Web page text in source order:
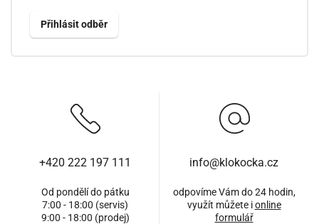
+420 222 197 111
Od pondělí do pátku
7:00 - 18:00 (servis)
9:00 - 18:00 (prodej)
info@klokocka.cz
odpovíme Vám do 24 hodin,
využít můžete ionline
formulář